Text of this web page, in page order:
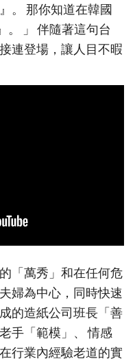
。 那你知道在韓國
」 伴隨著這句台
連登場，讓人目不暇
「萬秀」和在任何危
婦為中心，同時快速
的造紙公司班長「善
手「範模」、 情感
行業內經驗老道的實